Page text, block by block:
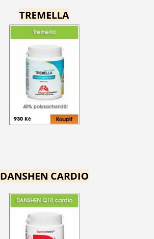
TREMELLA
DANSHEN CARDIO